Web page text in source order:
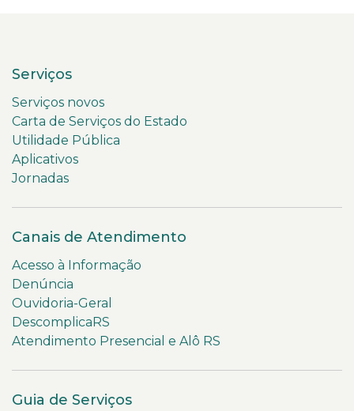
Serviços
Serviços novos
Carta de Serviços do Estado
Utilidade Pública
Aplicativos
Jornadas
Canais de Atendimento
Acesso à Informação
Denúncia
Ouvidoria-Geral
DescomplicaRS
Atendimento Presencial e Alô RS
Guia de Serviços